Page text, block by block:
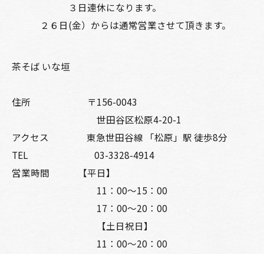
３日連休になります。
２６日(金）からは通常営業させて頂きます。
茶そば いな垣
住所 〒156-0043
世田谷区松原4-20-1
アクセス 東急世田谷線 「松原」駅 徒歩8分
TEL 03-3328-4914
営業時間 【平日】
11：00～15：00
17：00～20：00
【土日祝日】
11：00～20：00